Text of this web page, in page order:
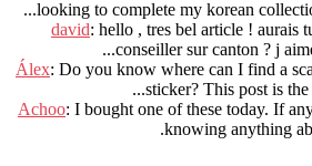
looking to complete my korean
.
david: hello , tres bel article ! aurais
conseiller sur canton ? j
.
Álex: Do you know where can I find a
sticker? This post is the
Achoo: I bought one of these today. If
knowing anything